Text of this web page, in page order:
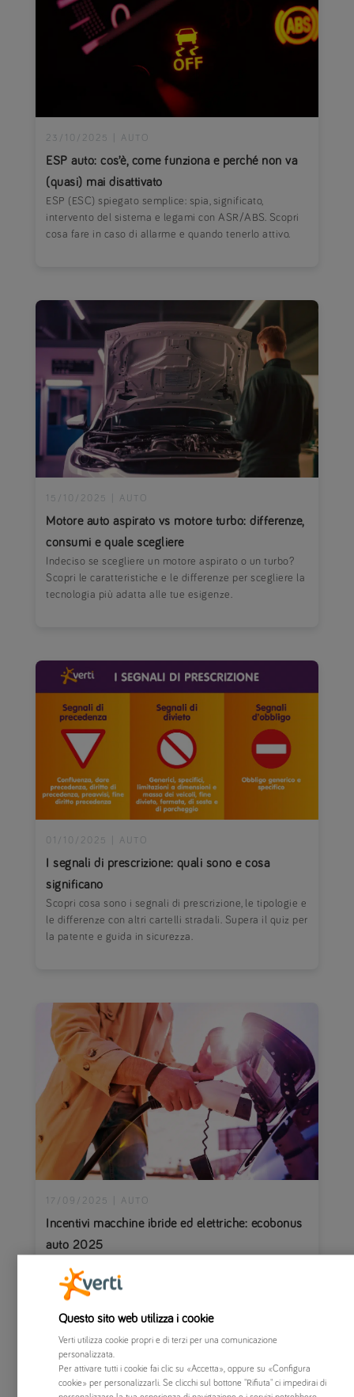
ESP auto: cos’è, come funziona e perché non va
(quasi) mai disattivato
23/10/2025 AUTO
ESP (ESC) spiegato semplice: spia, significato,
intervento del sistema e legami con ASR/ABS. Scopri
cosa fare in caso di allarme e quando tenerlo attivo.
Motore auto aspirato vs motore turbo: differenze,
consumi e quale scegliere
15/10/2025 AUTO
Indeciso se scegliere un motore aspirato o un turbo?
Scopri le caratteristiche e le differenze per scegliere la
tecnologia più adatta alle tue esigenze.
I segnali di prescrizione: quali sono e cosa
significano
01/10/2025 AUTO
Scopri cosa sono i segnali di prescrizione, le tipologie e
le differenze con altri cartelli stradali. Supera il quiz per
la patente e guida in sicurezza.
Incentivi macchine ibride ed elettriche: ecobonus
auto 2025
17/09/2025 AUTO
arrivo. Scopri tutti i bonus e gli sconti utili per
risparmiare sul cambio della tua vettura.
Questo sito web utilizza i cookie
Verti utilizza cookie propri e di terzi per una comunicazione
personalizzata.
Per attivare tutti i cookie fai clic su «Accetta», oppure su «Configura
cookie» per personalizzarli. Se clicchi sul bottone "Rifiuta" ci impedirai di